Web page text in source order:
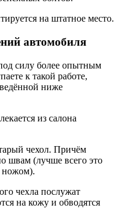
на штатное место.
автомобиля
силу более опытным
к такой работе,
ниже
из салона
чехол. Причём
швам (лучше всего это
ножом).
чехла послужат
на кожу и обводятся